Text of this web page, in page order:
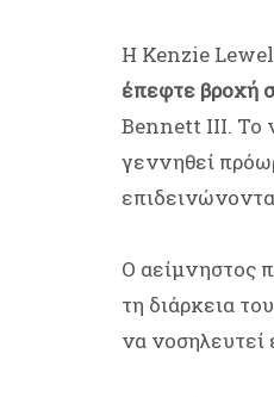
Η Kenzie
έπεφτε βροχή
Bennett III. Το
γεννηθεί
Ο αείμνηστος
τη διάρκεια
να νοσηλευτεί